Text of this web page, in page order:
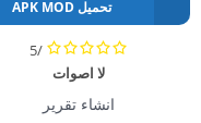
تحميل APK MOD
/5
لا اصوات
انشاء تقرير